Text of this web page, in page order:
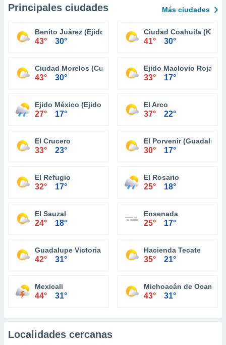
Principales ciudades Más ciudades
Benito Juárez (Ejido Tecolotes)
43° 30°
Ciudad Coahuila (Km.
41° 30°
Ciudad Morelos (Cuervos)
43° 30°
Ejido Maclovio Rojas
33° 17°
Ejido México (Ejido Punta Colonet)
27° 17°
El Arco
37° 22°
El Crucero
33° 23°
El Porvenir (Guadalupe)
30° 17°
El Refugio
32° 17°
El Rosario
25° 18°
El Sauzal
24° 18°
Ensenada
25° 17°
Guadalupe Victoria (Km. 43)
42° 31°
Hacienda Tecate
35° 21°
Mexicali
44° 31°
Michoacán de Ocampo
43° 31°
Localidades cercanas